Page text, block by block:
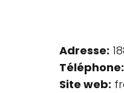
Adresse:
Téléphone:
Site web: